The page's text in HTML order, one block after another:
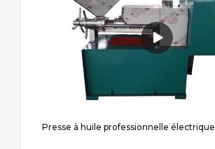
Presse à huile professionnelle électrique